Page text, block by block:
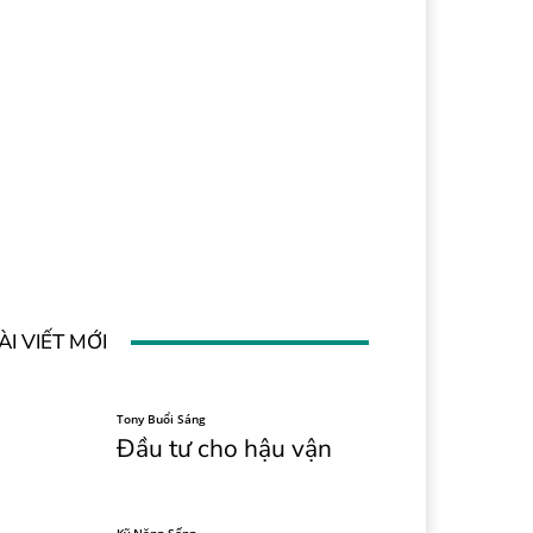
VIẾT MỚI
Tony Buổi Sáng
Đầu tư cho hậu vận